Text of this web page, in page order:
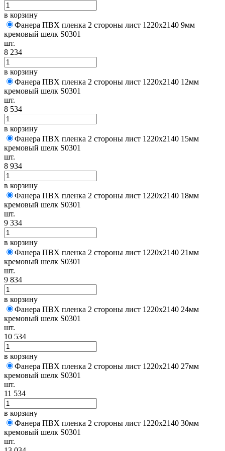
в корзину
Фанера ПВХ пленка 2 стороны лист 1220х2140 9мм
кремовый шелк S0301
шт.
8 234
в корзину
Фанера ПВХ пленка 2 стороны лист 1220х2140 12мм
кремовый шелк S0301
шт.
8 534
в корзину
Фанера ПВХ пленка 2 стороны лист 1220х2140 15мм
кремовый шелк S0301
шт.
8 934
в корзину
Фанера ПВХ пленка 2 стороны лист 1220х2140 18мм
кремовый шелк S0301
шт.
9 334
в корзину
Фанера ПВХ пленка 2 стороны лист 1220х2140 21мм
кремовый шелк S0301
шт.
9 834
в корзину
Фанера ПВХ пленка 2 стороны лист 1220х2140 24мм
кремовый шелк S0301
шт.
10 534
в корзину
Фанера ПВХ пленка 2 стороны лист 1220х2140 27мм
кремовый шелк S0301
шт.
11 534
в корзину
Фанера ПВХ пленка 2 стороны лист 1220х2140 30мм
кремовый шелк S0301
шт.